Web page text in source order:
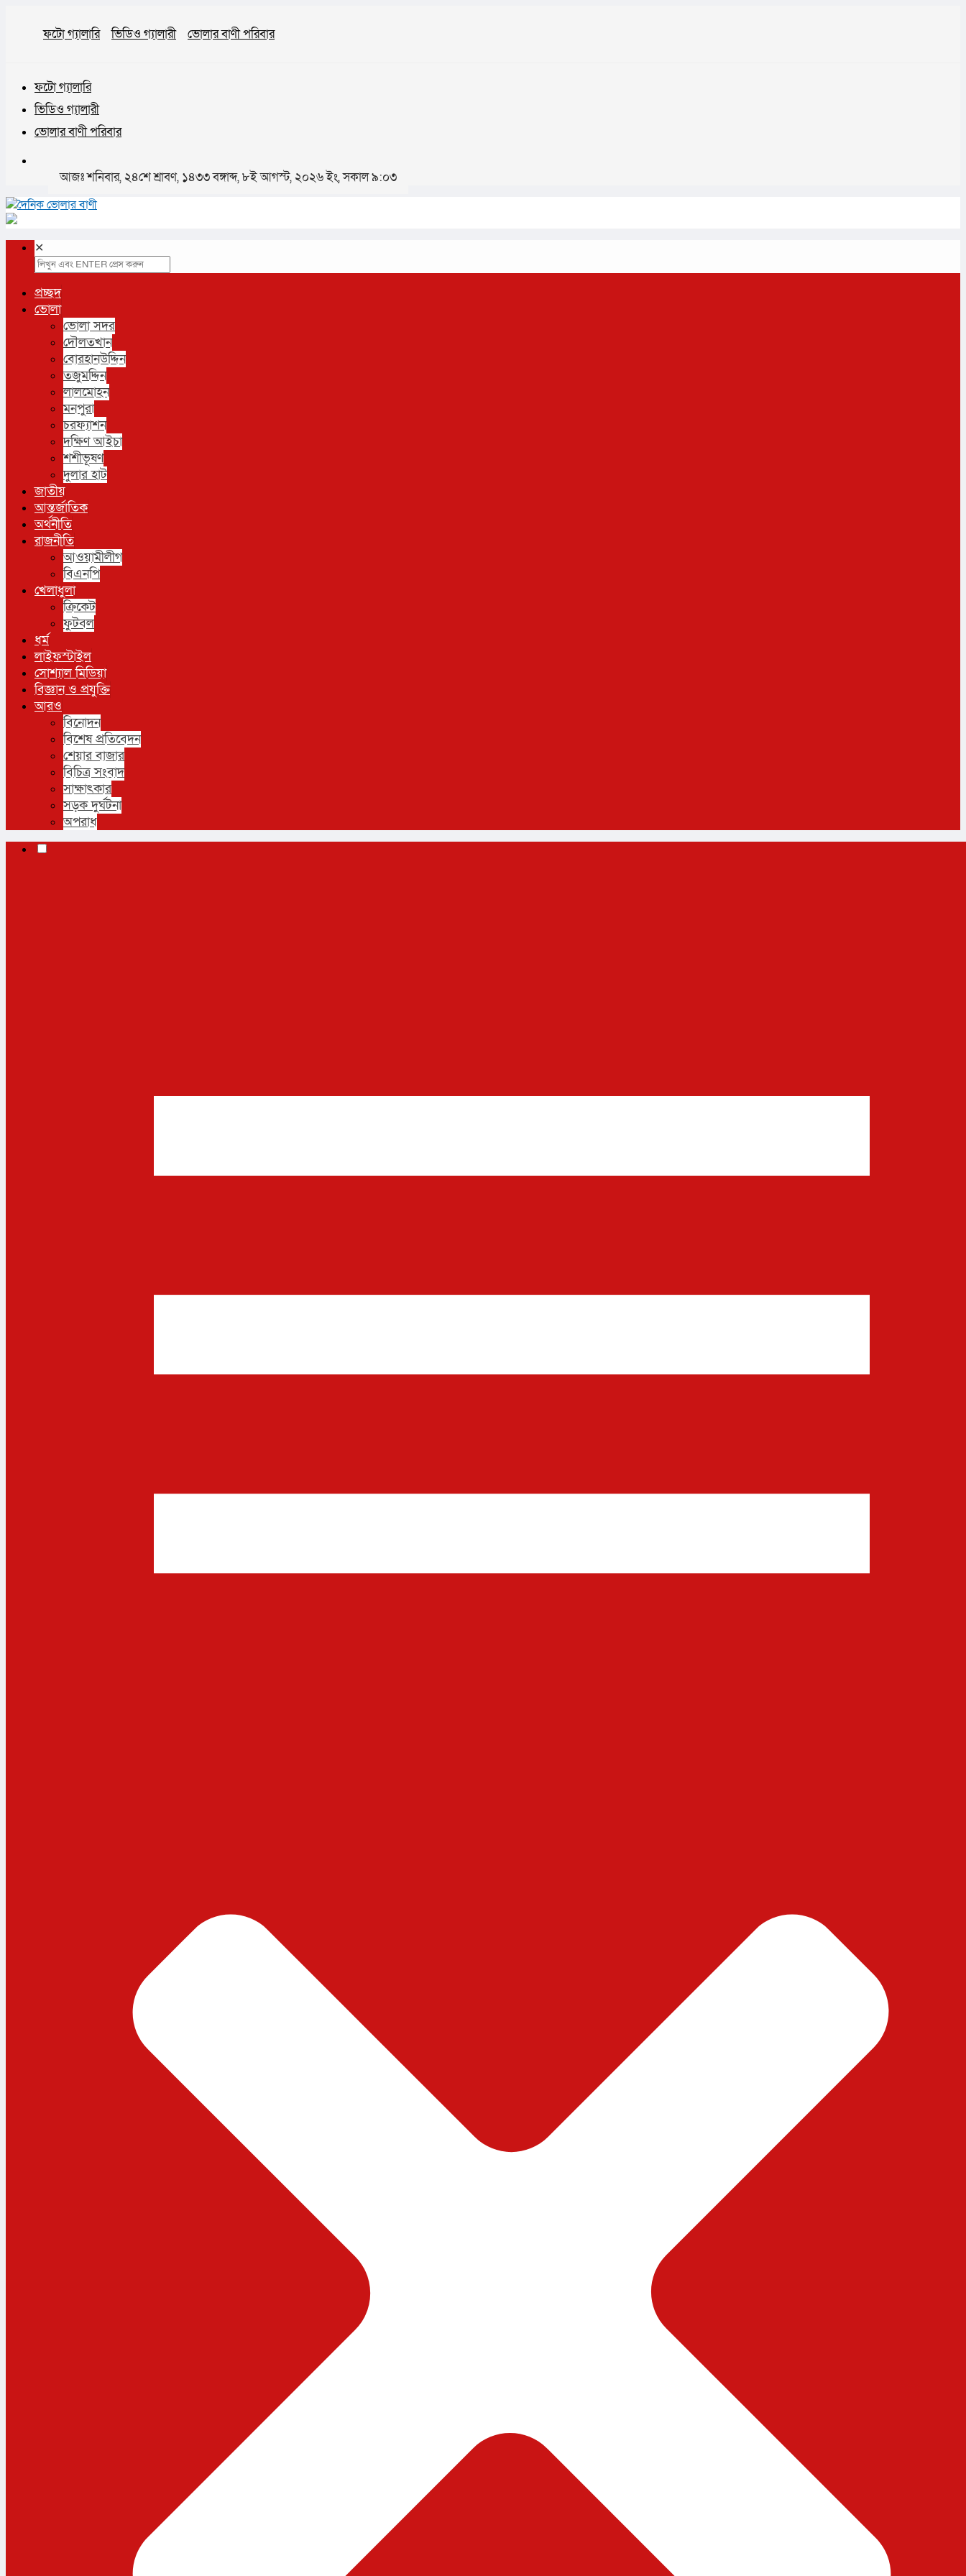
ফটো গ্যালারি ভিডিও গ্যালারী ভোলার বাণী পরিবার
ফটো গ্যালারি
ভিডিও গ্যালারী
ভোলার বাণী পরিবার
আজঃ শনিবার, ২৪শে শ্রাবণ, ১৪৩৩ বঙ্গাব্দ, ৮ই আগস্ট, ২০২৬ ইং, সকাল ৯:০৩
✕
প্রচ্ছদ
ভোলা
ভোলা সদর
দৌলতখান
বোরহানউদ্দিন
তজুমদ্দিন
লালমোহন
মনপুরা
চরফ্যাশন
দক্ষিণ আইচা
শশীভূষণ
দুলার হাট
জাতীয়
আন্তর্জাতিক
অর্থনীতি
রাজনীতি
আওয়ামীলীগ
বিএনপি
খেলাধুলা
ক্রিকেট
ফুটবল
ধর্ম
লাইফস্টাইল
সোশ্যাল মিডিয়া
বিজ্ঞান ও প্রযুক্তি
আরও
বিনোদন
বিশেষ প্রতিবেদন
শেয়ার বাজার
বিচিত্র সংবাদ
সাক্ষাৎকার
সড়ক দুর্ঘটনা
অপরাধ